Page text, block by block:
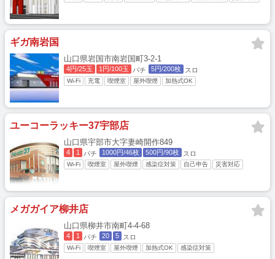
ギガ南岩国
山口県岩国市南岩国町3-2-1
4円/25玉 1円/100玉 パチ 5円/200枚 スロ
Wi-Fi 充電 喫煙室 屋外喫煙 加熱式OK
ユーコーラッキー37宇部店
山口県宇部市大字妻崎開作849
4 1 パチ 1000円/46枚 500円/90枚 スロ
Wi-Fi 喫煙室 屋外喫煙 感染症対策 自己申告 災害対応
メガガイア柳井店
山口県柳井市南町4-4-68
4 1 パチ 20 5 スロ
Wi-Fi 喫煙室 屋外喫煙 加熱式OK 感染症対策